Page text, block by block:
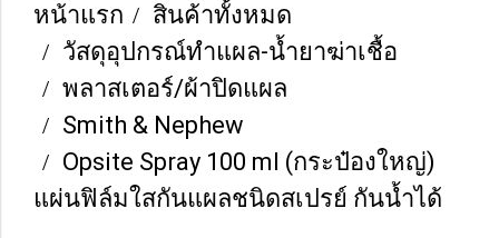
หน้าแรก
สินค้าทั้งหมด
วัสดุอุปกรณ์ทำแผล-น้ำยาฆ่าเชื้อ
พลาสเตอร์/ผ้าปิดแผล
Smith & Nephew
Opsite Spray 100 ml (กระป๋องใหญ่)
แผ่นฟิล์มใสกันแผลชนิดสเปรย์ กันน้ำได้